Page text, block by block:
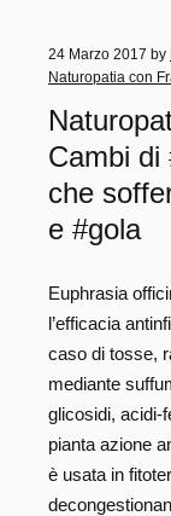
24 Marzo 2017 by
Naturopatia con
Cambi di
che
e #gola
Euphrasia
l’efficacia
caso di tosse,
mediante
glicosidi, acidi-
pianta azione
è usata in